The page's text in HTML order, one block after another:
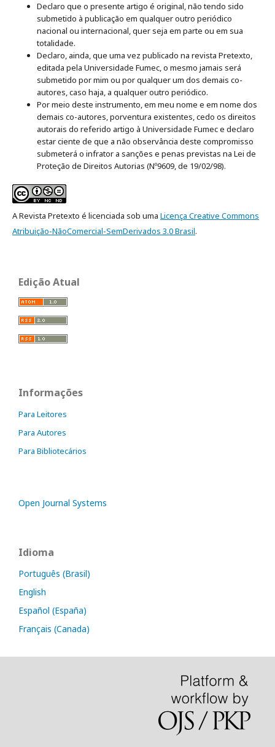
Declaro que o presente artigo é original, não tendo sido
submetido à publicação em qualquer outro periódico
nacional ou internacional, quer seja em parte ou em sua
totalidade.
Declaro, ainda, que uma vez publicado na revista Pretexto,
editada pela Universidade Fumec, o mesmo jamais será
submetido por mim ou por qualquer um dos demais co-
autores, caso haja, a qualquer outro periódico.
Por meio deste instrumento, em meu nome e em nome dos
demais co-autores, porventura existentes, cedo os direitos
autorais do referido artigo à Universidade Fumec e declaro
estar ciente de que a não observância deste compromisso
submeterá o infrator a sanções e penas previstas na Lei de
Proteção de Direitos Autorias (Nº9609, de 19/02/98).
A Revista Pretexto é licenciada sob uma Licença Creative Commons
Atribuição-NãoComercial-SemDerivados 3.0 Brasil.
Edição Atual
Informações
Para Leitores
Para Autores
Para Bibliotecários
Open Journal Systems
Idioma
Português (Brasil)
English
Español (España)
Français (Canada)